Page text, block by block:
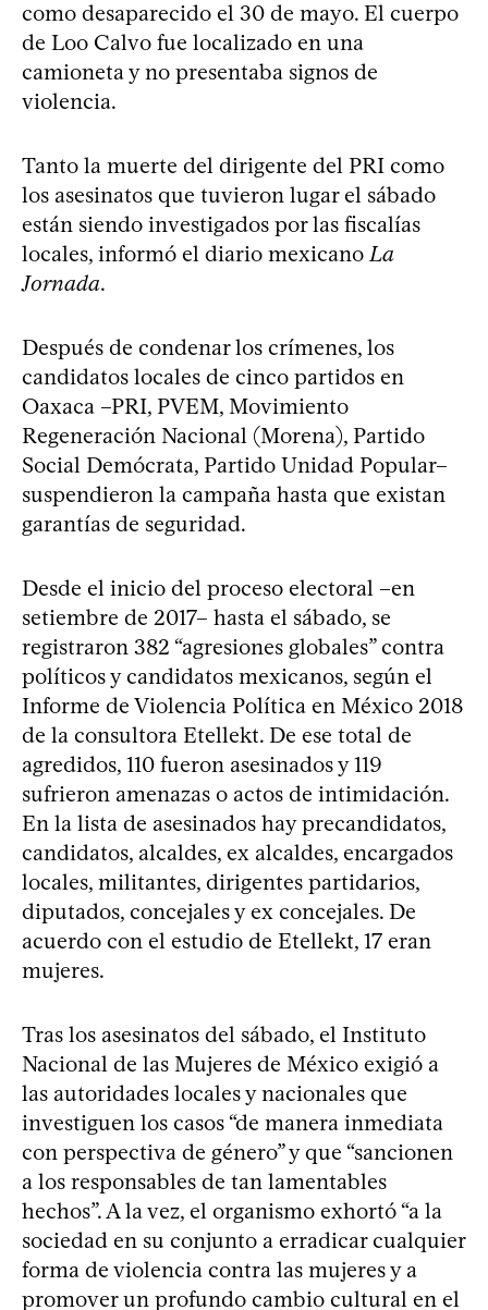
como desaparecido el 30 de mayo. El cuerpo
de Loo Calvo fue localizado en una
camioneta y no presentaba signos de
violencia.
Tanto la muerte del dirigente del PRI como
los asesinatos que tuvieron lugar el sábado
están siendo investigados por las fiscalías
locales, informó el diario mexicano La
Jornada.
Después de condenar los crímenes, los
candidatos locales de cinco partidos en
Oaxaca –PRI, PVEM, Movimiento
Regeneración Nacional (Morena), Partido
Social Demócrata, Partido Unidad Popular–
suspendieron la campaña hasta que existan
garantías de seguridad.
Desde el inicio del proceso electoral –en
setiembre de 2017– hasta el sábado, se
registraron 382 “agresiones globales” contra
políticos y candidatos mexicanos, según el
Informe de Violencia Política en México 2018
de la consultora Etellekt. De ese total de
agredidos, 110 fueron asesinados y 119
sufrieron amenazas o actos de intimidación.
En la lista de asesinados hay precandidatos,
candidatos, alcaldes, ex alcaldes, encargados
locales, militantes, dirigentes partidarios,
diputados, concejales y ex concejales. De
acuerdo con el estudio de Etellekt, 17 eran
mujeres.
Tras los asesinatos del sábado, el Instituto
Nacional de las Mujeres de México exigió a
las autoridades locales y nacionales que
investiguen los casos “de manera inmediata
con perspectiva de género” y que “sancionen
a los responsables de tan lamentables
hechos”. A la vez, el organismo exhortó “a la
sociedad en su conjunto a erradicar cualquier
forma de violencia contra las mujeres y a
promover un profundo cambio cultural en el